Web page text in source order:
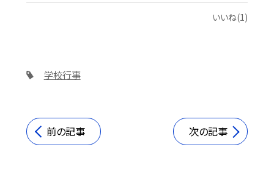
いいね(1)
学校行事
前の記事 次の記事